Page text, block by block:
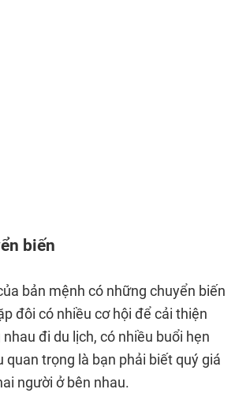
biến
bản mệnh có những chuyển biến
đôi có nhiều cơ hội để cải thiện
đi du lịch, có nhiều buổi hẹn
quan trọng là bạn phải biết quý giá
người ở bên nhau.